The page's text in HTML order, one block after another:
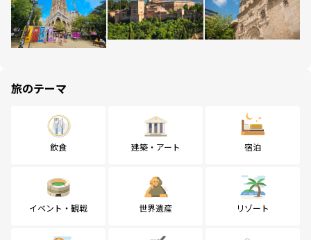
旅のテーマ
飲食 建築・アート 宿泊
イベント・観戦 世界遺産 リゾート